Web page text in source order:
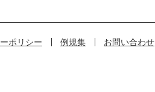
ポリシー 例規集 お問い合わせ